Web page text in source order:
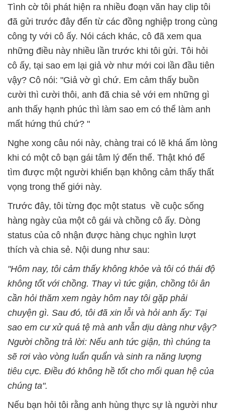
Tình cờ tôi phát hiện ra nhiều đoạn văn hay clip tôi
đã gửi trước đây đến từ các đồng nghiệp trong cùng
công ty với cô ấy. Nói cách khác, cô đã xem qua
những điều này nhiều lần trước khi tôi gửi. Tôi hỏi
cô ấy, tại sao em lại giả vờ như mới coi lần đầu tiên
vậy? Cô nói: "Giả vờ gì chứ. Em cảm thấy buồn
cười thì cười thôi, anh đã chia sẻ với em những gì
anh thấy hạnh phúc thì làm sao em có thể làm anh
mất hứng thú chứ? "
Nghe xong câu nói này, chàng trai có lẽ khá ấm lòng
khi có một cô bạn gái tâm lý đến thế. Thật khó để
tìm được một người khiến bạn không cảm thấy thất
vọng trong thế giới này.
Trước đây, tôi từng đọc một status về cuộc sống
hàng ngày của một cô gái và chồng cô ấy. Dòng
status của cô nhận được hàng chục nghìn lượt
thích và chia sẻ. Nội dung như sau:
"Hôm nay, tôi cảm thấy không khỏe và tôi có thái độ
không tốt với chồng. Thay vì tức giận, chồng tôi ân
cần hỏi thăm xem ngày hôm nay tôi gặp phải
chuyện gì. Sau đó, tôi đã xin lỗi và hỏi anh ấy: Tại
sao em cư xử quá tệ mà anh vẫn dịu dàng như vậy?
Người chồng trả lời: Nếu anh tức giận, thì chúng ta
sẽ rơi vào vòng luẩn quẩn và sinh ra năng lượng
tiêu cực. Điều đó không hề tốt cho mối quan hệ của
chúng ta".
Nếu bạn hỏi tôi rằng anh hùng thực sự là người như